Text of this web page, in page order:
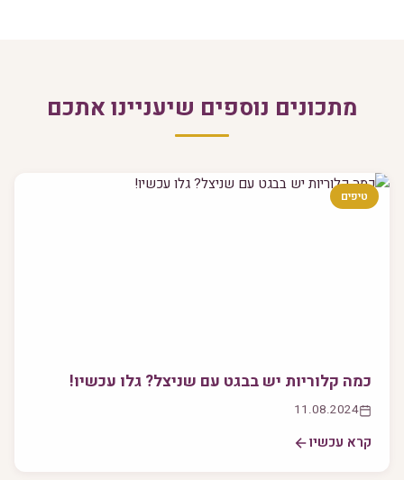
מתכונים נוספים שיעניינו אתכם
טיפים
כמה קלוריות יש בבגט עם שניצל? גלו עכשיו!
11.08.2024
קרא עכשיו